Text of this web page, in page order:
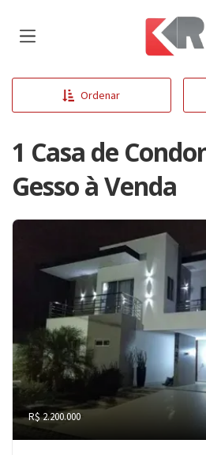
Página
Ordenar
1 Casa de
Gesso à Venda
R$ 2.200.000